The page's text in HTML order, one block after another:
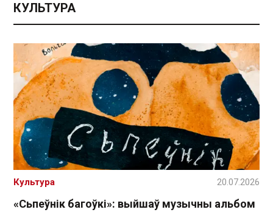
КУЛЬТУРА
«Сьпеўнік багоўкі»: выйшаў музычны альбом
Культура 20.07.2026